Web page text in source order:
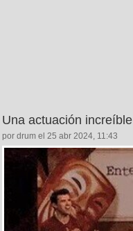
Una actuación increíble
por drum el 25 abr 2024, 11:43